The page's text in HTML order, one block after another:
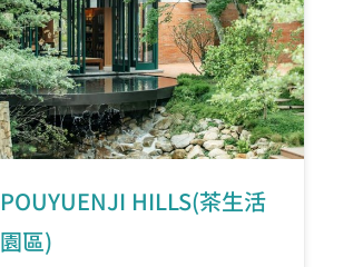
POUYUENJI HILLS(茶生活
園區)